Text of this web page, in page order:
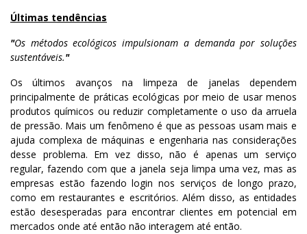
Últimas tendências
"Os métodos ecológicos impulsionam a demanda por soluções
sustentáveis."
Os últimos avanços na limpeza de janelas dependem
principalmente de práticas ecológicas por meio de usar menos
produtos químicos ou reduzir completamente o uso da arruela
de pressão. Mais um fenômeno é que as pessoas usam mais e
ajuda complexa de máquinas e engenharia nas considerações
desse problema. Em vez disso, não é apenas um serviço
regular, fazendo com que a janela seja limpa uma vez, mas as
empresas estão fazendo login nos serviços de longo prazo,
como em restaurantes e escritórios. Além disso, as entidades
estão desesperadas para encontrar clientes em potencial em
mercados onde até então não interagem até então.